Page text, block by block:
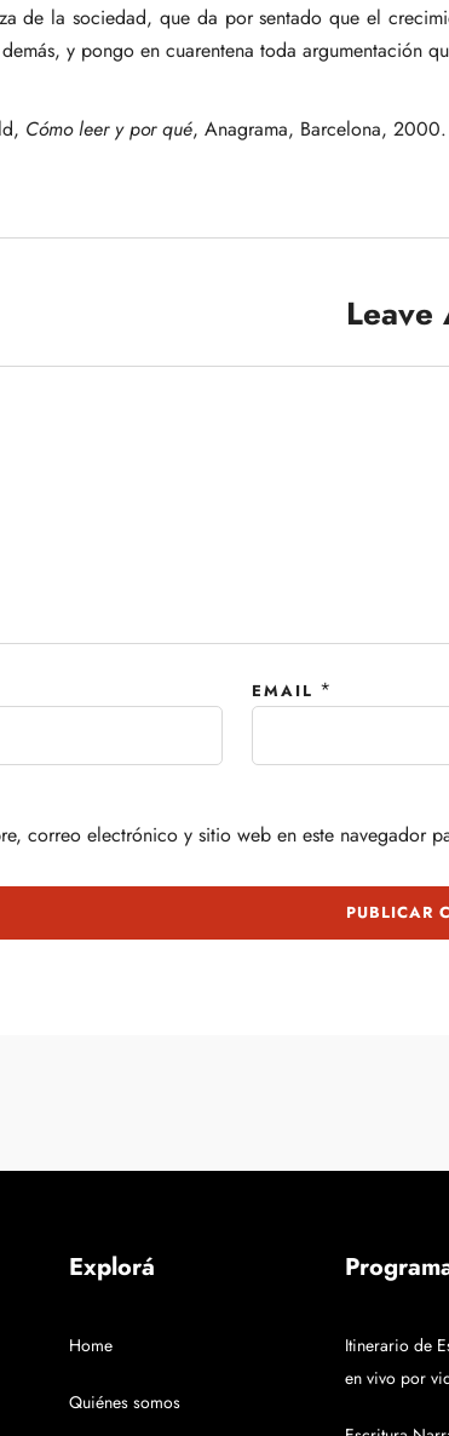
de la sociedad, que da por sentado que el
y pongo en cuarentena toda argumentación
Cómo leer y por qué, Anagrama, Barcelona, 2000.
Leave
EMAIL *
correo electrónico y sitio web en este navegador
Explorá
Home
Quiénes somos
Itinerario de
en vivo por